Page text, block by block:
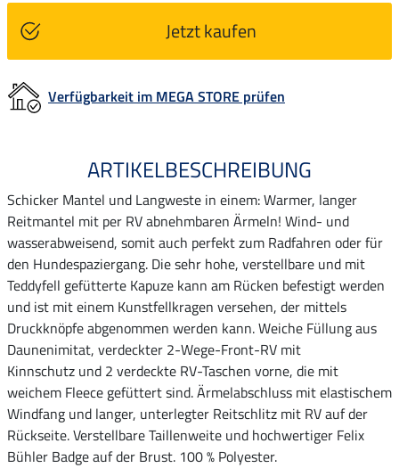
Jetzt kaufen
Verfügbarkeit im MEGA STORE prüfen
ARTIKELBESCHREIBUNG
Schicker Mantel und Langweste in einem: Warmer, langer
Reitmantel mit per RV abnehmbaren Ärmeln! Wind- und
wasserabweisend, somit auch perfekt zum Radfahren oder für
den Hundespaziergang. Die sehr hohe, verstellbare und mit
Teddyfell gefütterte Kapuze kann am Rücken befestigt werden
und ist mit einem Kunstfellkragen versehen, der mittels
Druckknöpfe abgenommen werden kann. Weiche Füllung aus
Daunenimitat, verdeckter 2-Wege-Front-RV mit
Kinnschutz und 2 verdeckte RV-Taschen vorne, die mit
weichem Fleece gefüttert sind. Ärmelabschluss mit elastischem
Windfang und langer, unterlegter Reitschlitz mit RV auf der
Rückseite. Verstellbare Taillenweite und hochwertiger Felix
Bühler Badge auf der Brust. 100 % Polyester.